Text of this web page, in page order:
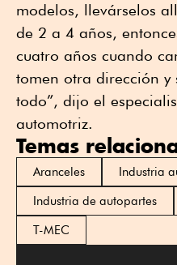
modelos, llevárselos
de 2 a 4 años,
cuatro años cuando
tomen otra dirección y
todo”, dijo el
automotriz.
Temas
Aranceles
Industria
Industria de autopartes
T-MEC